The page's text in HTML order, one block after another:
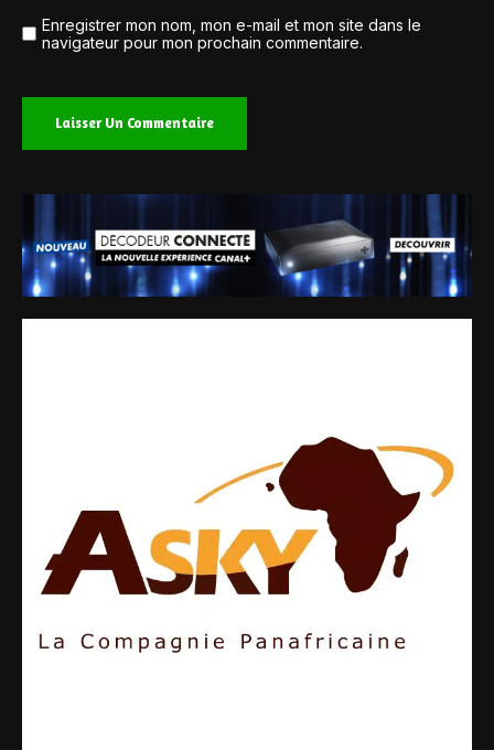
Enregistrer mon nom, mon e-mail et mon site dans le
navigateur pour mon prochain commentaire.